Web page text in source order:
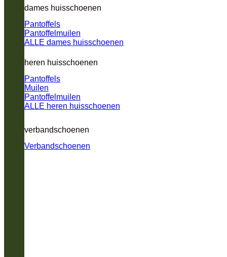
dames huisschoenen
Pantoffels
Pantoffelmuilen
ALLE dames huisschoenen
heren huisschoenen
Pantoffels
Muilen
Pantoffelmuilen
ALLE heren huisschoenen
verbandschoenen
Verbandschoenen